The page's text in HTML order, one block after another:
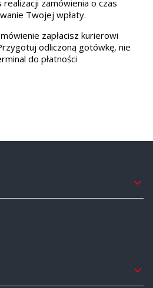
realizacji zamówienia o czas
Twojej wpłaty.
zapłacisz kurierowi
odliczoną gotówkę, nie
do płatności